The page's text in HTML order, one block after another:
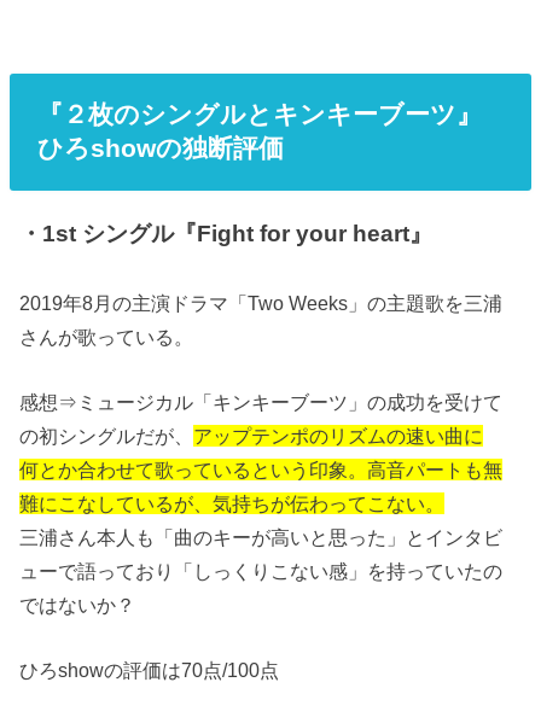
『２枚のシングルとキンキーブーツ』
ひろshowの独断評価
・1st シングル『Fight for your heart』
2019年8月の主演ドラマ「Two Weeks」の主題歌を三浦
さんが歌っている。
感想⇒ミュージカル「キンキーブーツ」の成功を受けて
の初シングルだが、 アップテンポのリズムの速い曲に
何とか合わせて歌っているという印象。高音パートも無
難にこなしているが、気持ちが伝わってこない。
三浦さん本人も「曲のキーが高いと思った」とインタビ
ューで語っており「しっくりこない感」を持っていたの
ではないか？
ひろshowの評価は70点/100点